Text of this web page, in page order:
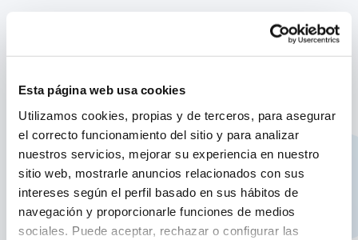
Esta página web usa cookies
Utilizamos cookies, propias y de terceros, para asegurar
el correcto funcionamiento del sitio y para analizar
nuestros servicios, mejorar su experiencia en nuestro
sitio web, mostrarle anuncios relacionados con sus
intereses según el perfil basado en sus hábitos de
navegación y proporcionarle funciones de medios
sociales. Puede aceptar, rechazar o configurar las
Equipamiento
Características producto:
Liner gris para piscina de composite
rectangular altura 124 cm
Sistema beaded: Este sistema proporciona